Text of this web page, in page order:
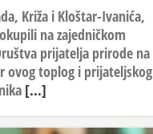
Križa i Kloštar-Ivanića,
na zajedničkom
prijatelja prirode na
ovog toplog i prijateljskog
[...]